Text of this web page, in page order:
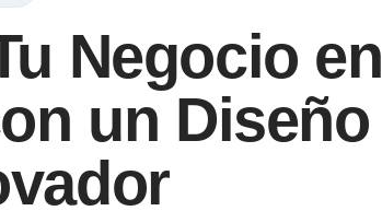
Negocio en
un Diseño